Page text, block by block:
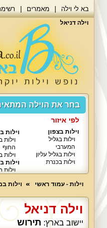
בא לי וילה מאמרים
וילה דניאל
בחר את הוילה
לפי איזור
וילות בצפון
וילות בגליל
המערבי
וילות בגליל עליון
וילות בכנרת
וילות
וילות
החוף
וילות
וילות
וילות - עמוד ראשי
וילות
וילה דניאל
יישוב בארץ: תירוש